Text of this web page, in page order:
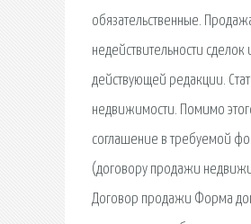
обязательственные.
недействительности
действующей редакции.
недвижимости. Помимо
соглашение в требуемой
(договору продажи
Договор продажи Форма